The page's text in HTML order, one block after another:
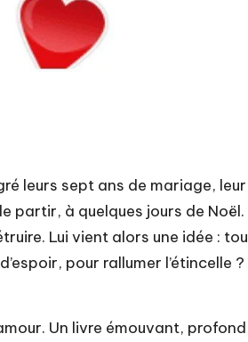
leurs sept ans de mariage,
partir, à quelques jours de Noël.
Lui vient alors une idée :
pour rallumer l’étincelle ?
Un livre émouvant,